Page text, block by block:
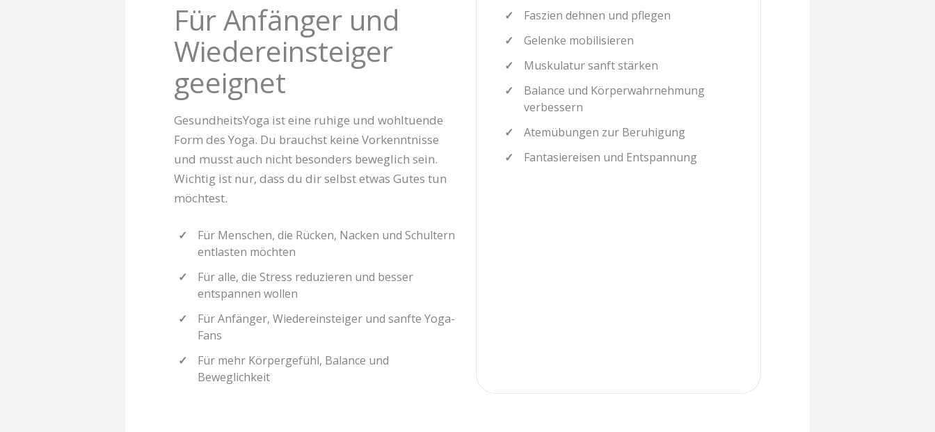
Für Anfänger und
Wiedereinsteiger
geeignet
GesundheitsYoga ist eine ruhige und wohltuende
Form des Yoga. Du brauchst keine Vorkenntnisse
und musst auch nicht besonders beweglich sein.
Wichtig ist nur, dass du dir selbst etwas Gutes tun
möchtest.
Für Menschen, die Rücken, Nacken und Schultern
entlasten möchten
Für alle, die Stress reduzieren und besser
entspannen wollen
Für Anfänger, Wiedereinsteiger und sanfte Yoga-
Fans
Für mehr Körpergefühl, Balance und
Beweglichkeit
Faszien dehnen und pflegen
Gelenke mobilisieren
Muskulatur sanft stärken
Balance und Körperwahrnehmung
verbessern
Atemübungen zur Beruhigung
Fantasiereisen und Entspannung